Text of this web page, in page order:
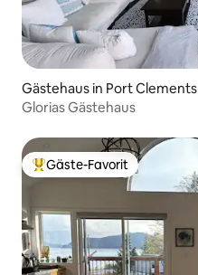
Gästehaus in Port Clements
Glorias Gästehaus
Beliebter Gäste-Favorit.
Gäste-Favorit